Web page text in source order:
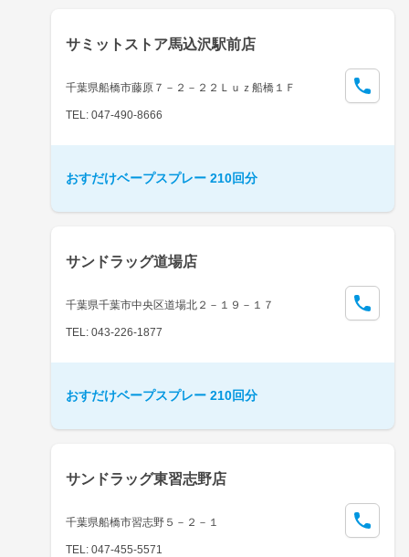
サミットストア馬込沢駅前店
千葉県船橋市藤原７－２－２２Ｌｕｚ船橋１Ｆ
TEL: 047-490-8666
おすだけベープスプレー 210回分
サンドラッグ道場店
千葉県千葉市中央区道場北２－１９－１７
TEL: 043-226-1877
おすだけベープスプレー 210回分
サンドラッグ東習志野店
千葉県船橋市習志野５－２－１
TEL: 047-455-5571